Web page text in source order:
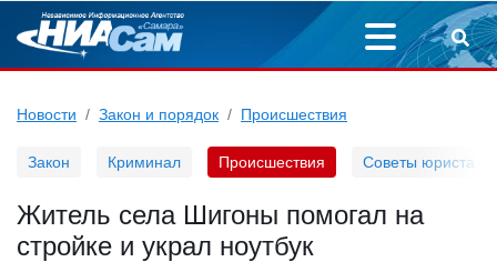
Новости Закон и порядок Происшествия
Закон Криминал Происшествия Советы юриста
Житель села Шигоны помогал на
стройке и украл ноутбук